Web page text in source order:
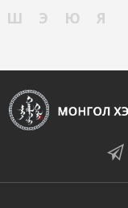
Ш
Э Ю Я